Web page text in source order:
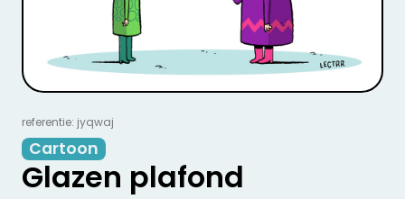
referentie: jyqwaj
Cartoon
Glazen plafond